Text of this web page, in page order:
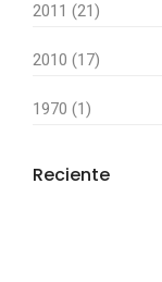
2011 (21)
2010 (17)
1970 (1)
Reciente